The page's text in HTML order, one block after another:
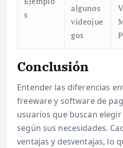
s
algunos
videojue
gos
Conclusión
Entender las diferencias
freeware y software de
usuarios que buscan
según sus necesidades.
ventajas y desventajas, lo